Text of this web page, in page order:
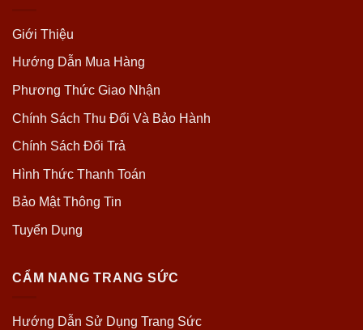
Giới Thiệu
Hướng Dẫn Mua Hàng
Phương Thức Giao Nhận
Chính Sách Thu Đổi Và Bảo Hành
Chính Sách Đổi Trả
Hình Thức Thanh Toán
Bảo Mật Thông Tin
Tuyển Dụng
CẨM NANG TRANG SỨC
Hướng Dẫn Sử Dụng Trang Sức